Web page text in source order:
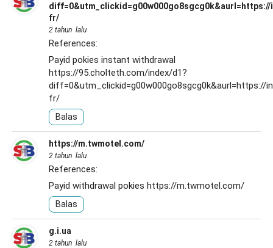
fr/
2 tahun lalu
References:
Payid pokies instant withdrawal
https://95.cholteth.com/index/d1?
diff=0&utm_clickid=g00w000go8sgcg0k&aurl=https://
fr/
Balas
https://m.twmotel.com/
2 tahun lalu
References:
Payid withdrawal pokies https://m.twmotel.com/
Balas
g.i.ua
2 tahun lalu